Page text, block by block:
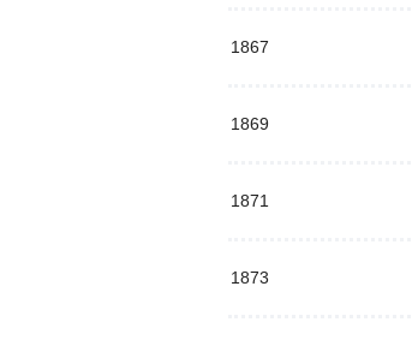
1867
1869
1871
1873